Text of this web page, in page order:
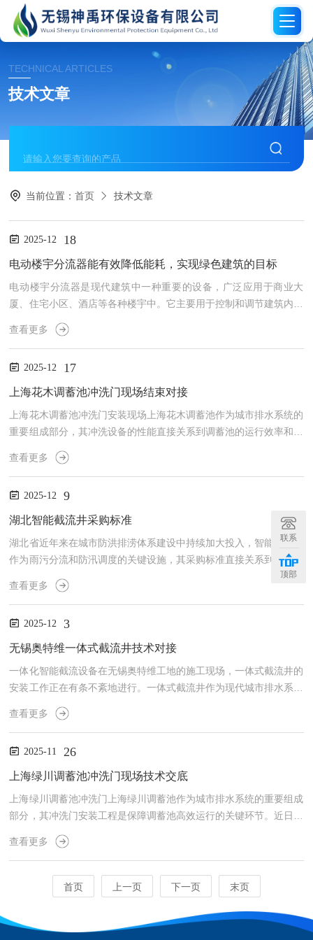
TECHNICAL ARTICLES
技术文章
当前位置：首页 技术文章
2025-12 18
电动楼宇分流器能有效降低能耗，实现绿色建筑的目标
电动楼宇分流器是现代建筑中一种重要的设备，广泛应用于商业大
厦、住宅小区、酒店等各种楼宇中。它主要用于控制和调节建筑内的
电力、暖通空调（HVAC）系统和其他设备的能源分配，确保建筑内
部环境的舒适性和能效。通常由阀门、电动执行器和控制系统组成。
不同区域的能源分配。例如，在供暖或制冷的过程中，分流器可以根
据不同区域的温度需求，灵活调整流经各个区域的热水或冷水量，从
查看更多
2025-12 17
上海花木调蓄池冲洗门现场结束对接
上海花木调蓄池冲洗门安装现场上海花木调蓄池作为城市排水系统的
重要组成部分，其冲洗设备的性能直接关系到调蓄池的运行效率和维
护成本。液动冲洗门作为主要调蓄池冲洗设备，凭借其高效、稳定、
环保的特点，在城市排水系统中发挥着不可替代的作用。本文将围绕
详细阐述，并结合实际案例，探讨其在上海花木调蓄池中的具体应
用。液动冲洗门是一种利用液压动力驱动的冲洗设备，通过控制液体
的流动来实现对调蓄池底部的冲洗。其核心部件包括液压缸、控制系
统...
查看更多
2025-12 9
湖北智能截流井采购标准
湖北省近年来在城市防洪排涝体系建设中持续加大投入，智能截流井
作为雨污分流和防汛调度的关键设施，其采购标准直接关系到城市基
础设施的智能化水平。根据湖北省政府采购网及荆州市政务公开信息
显示，2025年度全省已完成多轮智能截流井设备集中采购，相关技
析当前湖北地区智能截流井设备的采购标准体系。一、核心技术参数
要求1.传感监测系统采购标准明确要求配备多参数一体化传感器，需
查看更多
2025-12 3
无锡奥特维一体式截流井技术对接
一体化智能截流设备在无锡奥特维工地的施工现场，一体式截流井的
安装工作正在有条不紊地进行。一体式截流井作为现代城市排水系统
中的重要组成部分，其安装质量直接关系到整个排水系统的运行效果
和使用寿命。根据材质的不同，目前市场上常见的一体式截流井主要
用场景。不锈钢材质的一体式截流井因其优异的耐腐蚀性能而备受青
睐。无锡奥特维工地采用的不锈钢截流井筒体通常由304或316L不锈
查看更多
2025-11 26
上海绿川调蓄池冲洗门现场技术交底
上海绿川调蓄池冲洗门上海绿川调蓄池作为城市排水系统的重要组成
部分，其冲洗门安装工程是保障调蓄池高效运行的关键环节。近日，
绿川调蓄池三大冲洗系统之一的冲洗门安装工作已进入现场施工阶
段，这一工程将显著提升调蓄池的冲洗效率和运行稳定性。冲洗门作
物。在安装现场可以看到，施工人员正严格按照技术规范进行操作。
冲洗门采用优质不锈钢材料制作，具有耐腐蚀、强度高的特点。门体
与池壁连接处采用特殊密封工艺，确保在高压水流冲洗时不会出现泄
漏。...
查看更多
首页 上一页 下一页 末页
联系
顶部